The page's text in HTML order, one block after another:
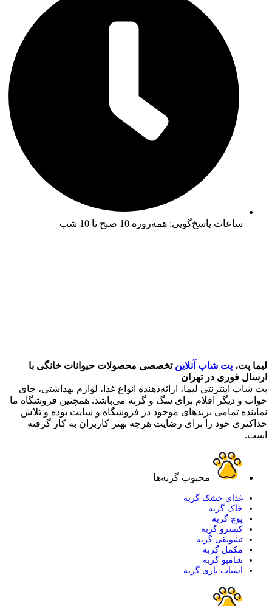
ساعات پاسخ‌گویی: همه‌روزه 10 صبح تا 10 شب
لیما پت، پت شاپ آنلاین تخصصی محصولات حیوانات خانگی با
ارسال فوری در تهران
پت شاپ اینترنتی لیما، ارائه‌دهنده انواع غذا، لوازم بهداشتی، جای
خواب و دیگر اقلام برای سگ و گربه می‌باشد. همچنین فروشگاه ما
نماینده تمامی برندهای موجود در فروشگاه و سایت بوده و تلاش
حداکثری خود را برای رضایت هرچه بهتر کاربران به کار گرفته
است.
محبوب گربه‌ها
غذای خشک گربه
خاک گربه
پوچ گربه
کنسرو گربه
تشویقی گربه
مکمل گربه
شامپو گربه
اسباب بازی گربه